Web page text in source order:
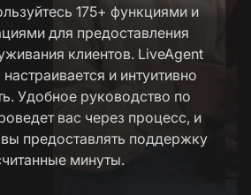
175+ функциями и
для предоставления
клиентов. LiveAgent
и интуитивно
Удобное руководство по
вас через процесс, и
предоставлять поддержку
минуты.